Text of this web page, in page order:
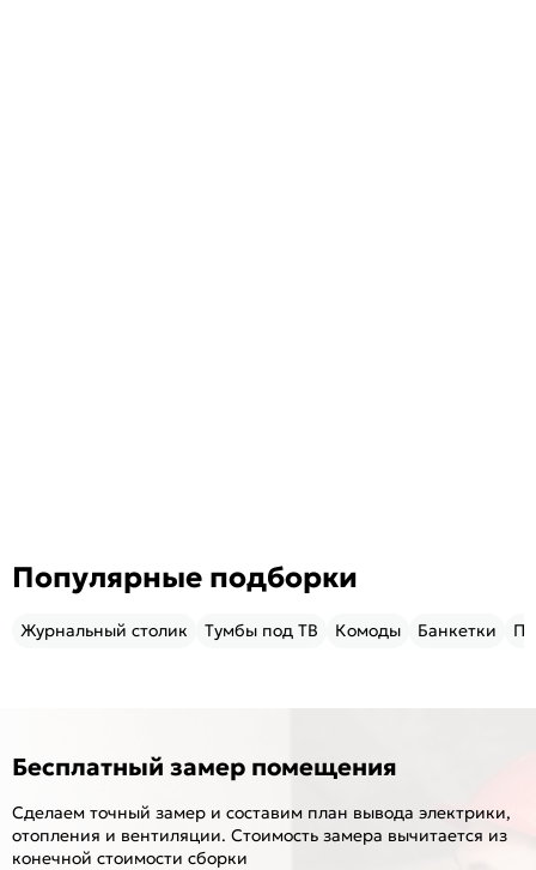
Популярные подборки
Журнальный столик Тумбы под ТВ Комоды Банкетки
Бесплатный замер помещения
Сделаем точный замер и составим план вывода электрики,
отопления и вентиляции. Стоимость замера вычитается из
конечной стоимости сборки